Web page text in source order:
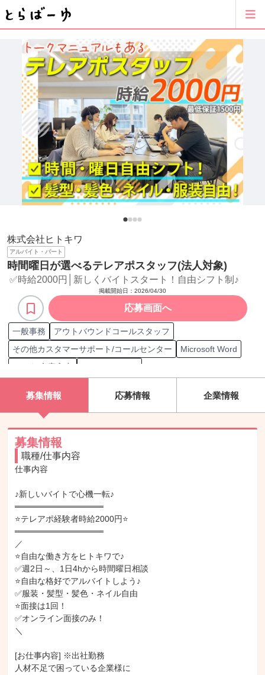
株式会社ヒトキワ
アルバイト・パート
時間曜日が選べるテレアポスタッフ(法人対象)
✅時給2000円│新しくバイトスタート！自由シフト制♪
掲載開始日： 2026/04/30
応募画面へ
一般事務
アウトバウンドコールスタッフ
その他カスタマーサポート/コールセンター
Microsoft Word
データ/文字入力
コンタクトセンター検定試験 スーパーバイザー資格
新規顧客
既存顧客
電話対応
電話クレーム対応
オペレーション改善
マニュアルをアレンジし電話応対
一般事務
アポイント獲得
カスタマーサポート/コールセンター運営
規模30人～49人のカスタマーサポート/コールセンター運営経験
規模50人～99人のカスタマーサポート/コールセンター運営経験
規模200人以上のカスタマーサポート/コールセンター運営経験
募集情報 応募情報 企業情報
募集情報
職種/仕事内容
仕事内容
♪新しいバイトで心機一転♪
═══════════════
⭐テレアポ経験者時給2000円⭐
═══════════════
／
⭐自由な働き方をヒトキワで♪
✅週2日～、1日4hから時間曜日相談
⭐自由な格好でアルバイトしよう♪
✅服装・髪型・髪色・ネイル自由
⭐面接は1回！
✅オンライン面接のみ！
＼
[お仕事内容] ※出社勤務
人材不足で困っている企業様に